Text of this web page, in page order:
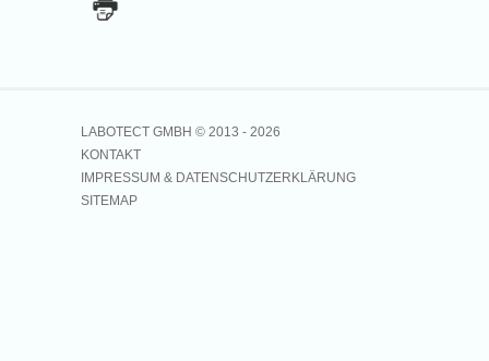
LABOTECT GMBH © 2013 - 2026
KONTAKT
IMPRESSUM & DATENSCHUTZERKLÄRUNG
SITEMAP